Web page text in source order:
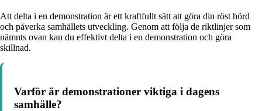
Att delta i en demonstration är ett kraftfullt sätt att göra din röst hörd
och påverka samhällets utveckling. Genom att följa de riktlinjer som
nämnts ovan kan du effektivt delta i en demonstration och göra
skillnad.
Varför är demonstrationer viktiga i dagens
samhälle?